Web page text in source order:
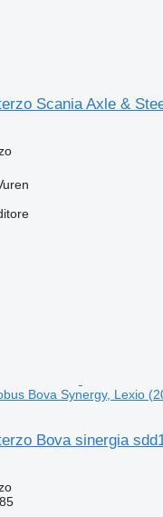
Scania Axle &
Bova Synergy, Lexio
Bova sinergia